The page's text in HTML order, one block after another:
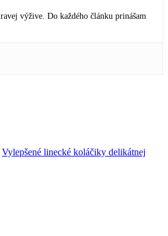
výžive. Do každého článku prinášam
Vylepšené linecké koláčiky delikátnej